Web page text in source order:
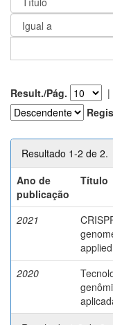
Result./Pág. |
Resultado 1-2 de 2.
Ano de
publicação
Título
2021
2020